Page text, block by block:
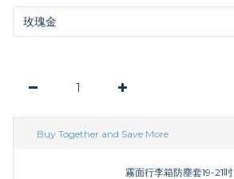
Buy Together and Save More
霧面行李箱防塵套19-21吋